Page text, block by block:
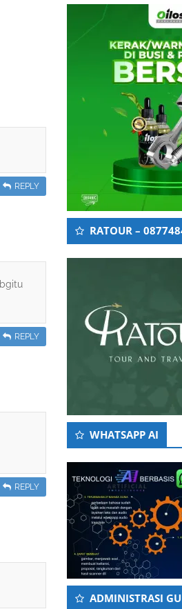
REPLY
REPLY
REPLY
RATOUR –
WHATSAPP AI
ADMINISTRASI